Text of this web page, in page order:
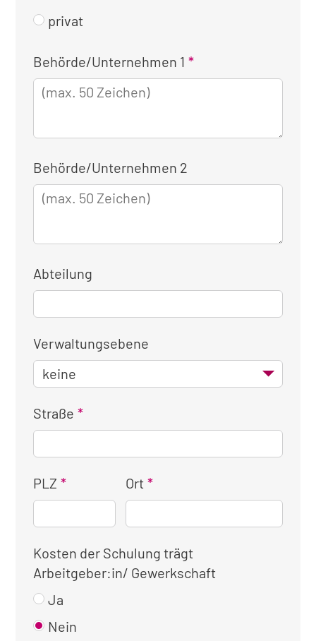
privat
Kontaktinformationen
für
die
Behörde/Unternehmen 1
Behörde/Unternehmen 2
Abteilung
Verwaltungsebene
Straße
PLZ Ort
Kosten der Schulung trägt
Arbeitgeber:in/ Gewerkschaft
Ja
Nein